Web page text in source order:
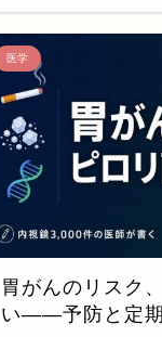
医学
胃がんのリスク
い——予防と定